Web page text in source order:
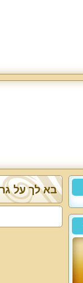
בא לך על